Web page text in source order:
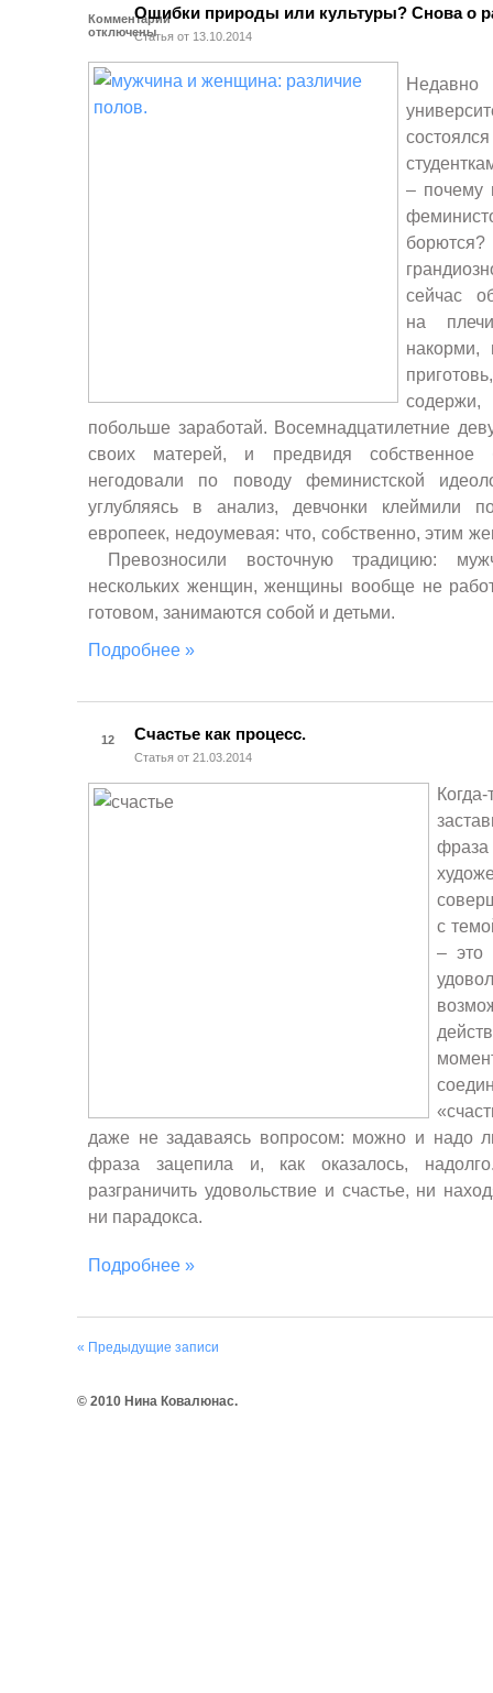
Комментарии
отключены
Ошибки природы или культуры? Снова о
Статья от 13.10.2014
– почему
сейчас
на
накорми,
побольше заработай. Восемнадцатилетние
своих матерей, и предвидя собственное
негодовали по поводу феминистской
углубляясь в анализ, девчонки клеймили
европеек, недоумевая: что, собственно, этим
Превозносили восточную традицию:
нескольких женщин, женщины вообще не
готовом, занимаются собой и детьми.
Подробнее »
12 Счастье как процесс.
Статья от 21.03.2014
Когда-
с
– это
даже не задаваясь вопросом: можно и надо
фраза зацепила и, как оказалось,
разграничить удовольствие и счастье, ни
ни парадокса.
Подробнее »
« Предыдущие записи
© 2010 Нина Ковалюнас.